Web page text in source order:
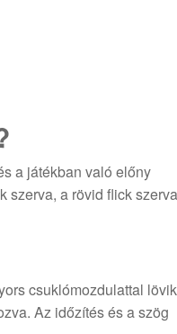
a játékban való előny
szerva, a rövid flick
csuklómozdulattal
Az időzítés és a szög